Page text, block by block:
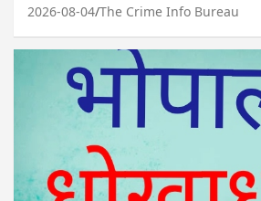
2026-08-04 The Crime Info Bureau